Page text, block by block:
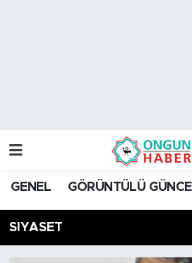
GENEL GÖRÜNTÜLÜ
SİYASET
Trafik Durumu
Tüm Manşetler